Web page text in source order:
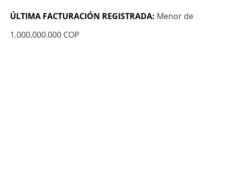
ÚLTIMA FACTURACIÓN REGISTRADA: Menor de
1.000.000.000 COP